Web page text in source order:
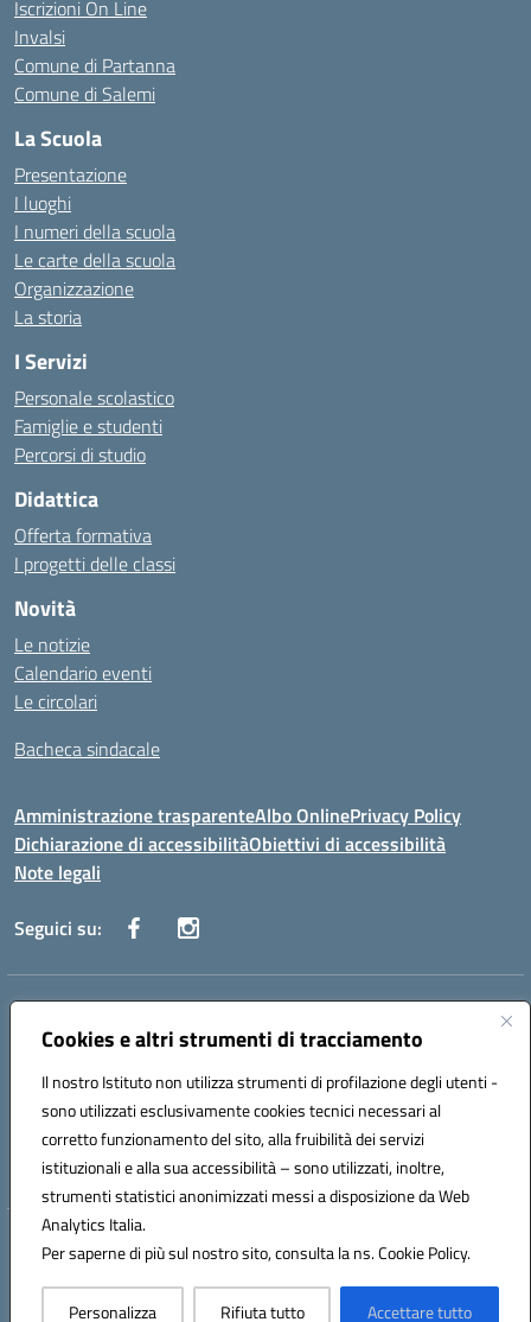
Cookies e altri strumenti di tracciamento
Il nostro Istituto non utilizza strumenti di profilazione degli utenti -
sono utilizzati esclusivamente cookies tecnici necessari al
corretto funzionamento del sito, alla fruibilità dei servizi
istituzionali e alla sua accessibilità – sono utilizzati, inoltre,
strumenti statistici anonimizzati messi a disposizione da Web
Analytics Italia.
Per saperne di più sul nostro sito, consulta la ns. Cookie Policy.
Personalizza Rifiuta tutto Accettare tutto
Iscrizioni On Line
Invalsi
Comune di Partanna
Comune di Salemi
La Scuola
Presentazione
I luoghi
I numeri della scuola
Le carte della scuola
Organizzazione
La storia
I Servizi
Personale scolastico
Famiglie e studenti
Percorsi di studio
Didattica
Offerta formativa
I progetti delle classi
Novità
Le notizie
Calendario eventi
Le circolari
Bacheca sindacale
Amministrazione trasparenteAlbo OnlinePrivacy Policy
Dichiarazione di accessibilitàObiettivi di accessibilità
Note legali
Seguici su:
Indirizzo:
Centralino:0924 534873 Salemi - 0924534879 Partanna
Posta elettronica certificata (PEC):tpis002005@pec.istruzione.it
Codice fiscale: 90000320813
Codice meccanografico: TPIS002005
Hosting & Powered by 3D Solution S.r.l.
Concept & Design by Designers Italia